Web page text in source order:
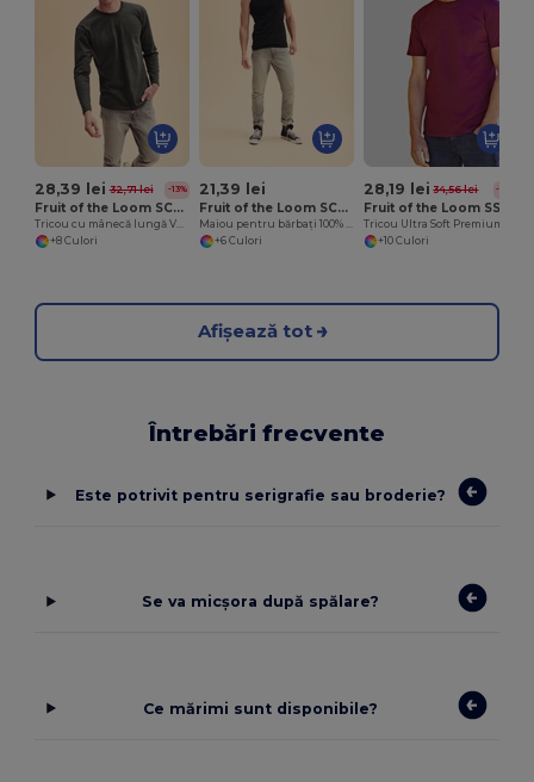
28,39 lei 32,71 lei -13%
Fruit of the Loom SC201
+8 Culori
21,39 lei
Fruit of the Loom SC294
+6 Culori
28,19 lei 34,56 lei -18%
+10 Culori
Afișează tot
Întrebări frecvente
Este potrivit pentru serigrafie sau broderie?
Se va micșora după spălare?
Ce mărimi sunt disponibile?